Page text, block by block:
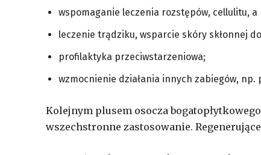
wspomaganie leczenia rozstępów, cellulitu, a
leczenie trądziku, wsparcie skóry skłonnej
profilaktyka przeciwstarzeniowa;
wzmocnienie działania innych zabiegów, np.
Kolejnym plusem osocza
wszechstronne zastosowanie.